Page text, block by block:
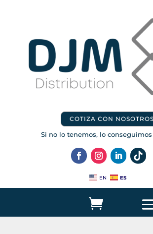
COTIZA CON NOSOTROS
Si no lo tenemos, lo
EN ES